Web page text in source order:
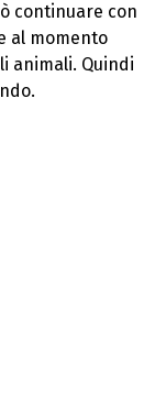
continuare con
al momento
animali. Quindi